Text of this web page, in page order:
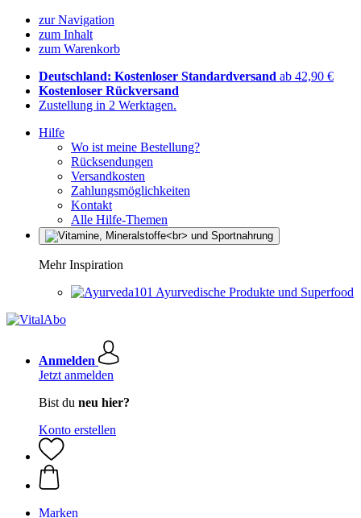
zur Navigation
zum Inhalt
zum Warenkorb
Deutschland: Kostenloser Standardversand ab 42,90 €
Kostenloser Rückversand
Zustellung in 2 Werktagen.
Hilfe
Wo ist meine Bestellung?
Rücksendungen
Versandkosten
Zahlungsmöglichkeiten
Kontakt
Alle Hilfe-Themen
Mehr Inspiration
Ayurvedische Produkte und Superfood
Anmelden
Jetzt anmelden
Bist du neu hier?
Konto erstellen
Marken